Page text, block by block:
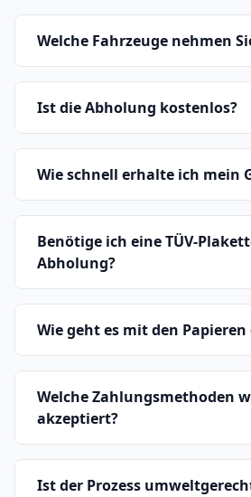
Welche Fahrzeuge nehmen
Ist die Abholung kostenlos?
Wie schnell erhalte ich mein
Benötige ich eine TÜV-
Abholung?
Wie geht es mit den Papieren
Welche Zahlungsmethoden
akzeptiert?
Ist der Prozess